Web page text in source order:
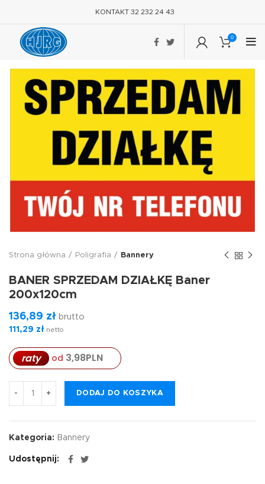
KONTAKT 32 232 24 43
0
Strona główna Poligrafia Bannery
BANER SPRZEDAM DZIAŁKĘ Baner
200x120cm
136,89 zł brutto
111,29 zł netto
raty od 3,98PLN
DODAJ DO KOSZYKA
Kategoria: Bannery
Udostępnij